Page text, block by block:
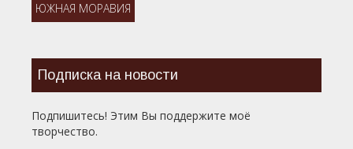
ЮЖНАЯ МОРАВИЯ
Подписка на новости
Подпишитесь! Этим Вы поддержите моё
творчество.